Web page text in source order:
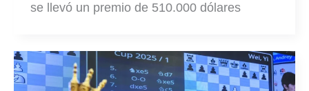
se llevó un premio de 510.000 dólares